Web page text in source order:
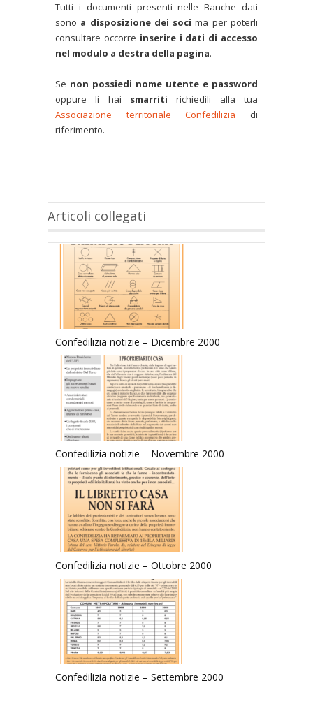
Tutti i documenti presenti nelle Banche dati
sono a disposizione dei soci ma per poterli
consultare occorre inserire i dati di accesso
nel modulo a destra della pagina.
Se non possiedi nome utente e password
oppure li hai smarriti richiedili alla tua
Associazione territoriale Confedilizia di
riferimento.
Articoli collegati
Confedilizia notizie – Dicembre 2000
Confedilizia notizie – Novembre 2000
Confedilizia notizie – Ottobre 2000
Confedilizia notizie – Settembre 2000